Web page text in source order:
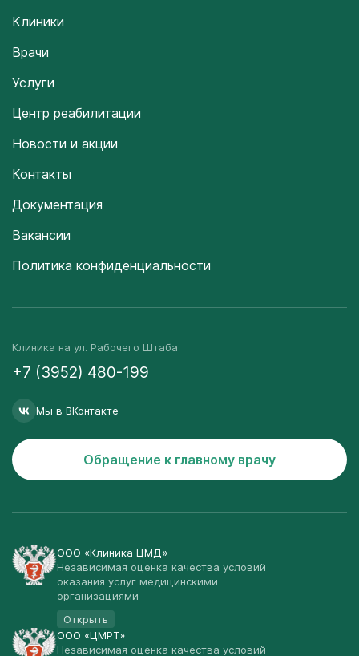
Клиники
Врачи
Услуги
Центр реабилитации
Новости и акции
Контакты
Документация
Вакансии
Политика конфиденциальности
Клиника на ул. Рабочего Штаба
+7 (3952) 480-199
Мы в ВКонтакте
Обращение к главному врачу
ООО «Клиника ЦМД»
Независимая оценка качества условий
оказания услуг медицинскими
организациями
Открыть
ООО «ЦМРТ»
Независимая оценка качества условий